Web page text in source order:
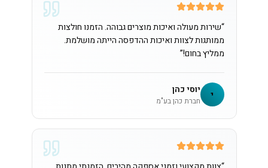
“שירות מעולה ואיכות מוצרים גבוהה. הזמנו חולצות
ממותגות לצוות ואיכות ההדפסה הייתה מושלמת.
ממליץ בחום!”
י יוסי כהן
חברת כהן בע"מ